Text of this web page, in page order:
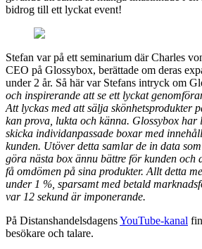
bidrog till ett lyckat event!
Stefan var på ett seminarium där Charles
CEO på Glossybox, berättade om deras
under 2 år. Så här var Stefans intryck om
och inspirerande att se ett lyckat
Att lyckas med att sälja skönhetsprodukter
kan prova, lukta och känna. Glossybox har
skicka individanpassade boxar med
kunden. Utöver detta samlar de in data
göra nästa box ännu bättre för kunden och
få omdömen på sina produkter. Allt detta
under 1 %, sparsamt med betald
var 12 sekund är imponerande.
På DistanshandelsdagensYouTube-kanal
besökare och talare.